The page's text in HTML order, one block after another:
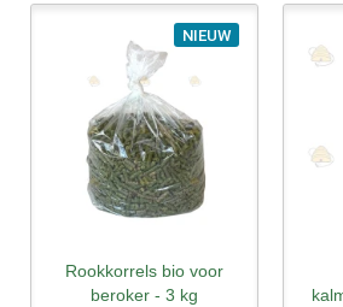
NIEUW
Rookkorrels bio voor
beroker - 3 kg